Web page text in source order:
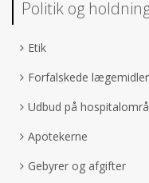
Politik og
Etik
Forfalskede lægemidler
Udbud på
Apotekerne
Gebyrer og afgifter